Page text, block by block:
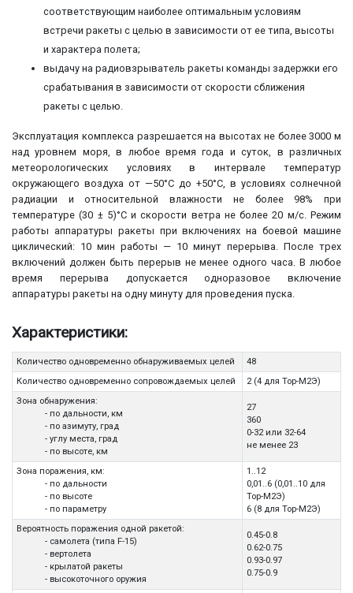
соответствующим наиболее оптимальным условиям
встречи ракеты с целью в зависимости от ее типа, высоты
и характера полета;
выдачу на радиовзрыватель ракеты команды задержки его
срабатывания в зависимости от скорости сближения
ракеты с целью.
Эксплуатация комплекса разрешается на высотах не более 3000 м
над уровнем моря, в любое время года и суток, в различных
метеорологических условиях в интервале температур
окружающего воздуха от —50°С до +50°С, в условиях солнечной
радиации и относительной влажности не более 98% при
температуре (30 ± 5)°С и скорости ветра не более 20 м/с. Режим
работы аппаратуры ракеты при включениях на боевой машине
циклический: 10 мин работы — 10 минут перерыва. После трех
включений должен быть перерыв не менее одного часа. В любое
время перерыва допускается одноразовое включение
аппаратуры ракеты на одну минуту для проведения пуска.
Характеристики:
Количество одновременно обнаруживаемых целей
48
Количество одновременно сопровождаемых целей
2 (4 для Тор-М2Э)
Зона обнаружения:
- по дальности, км
- по азимуту, град
- углу места, град
- по высоте, км
27
360
0-32 или 32-64
не менее 23
Зона поражения, км:
- по дальности
- по высоте
- по параметру
1..12
0,01..6 (0,01..10 для
Тор-М2Э)
6 (8 для Тор-М2Э)
Вероятность поражения одной ракетой:
- самолета (типа F-15)
- вертолета
- крылатой ракеты
- высокоточного оружия
0.45-0.8
0.62-0.75
0.93-0.97
0.75-0.9